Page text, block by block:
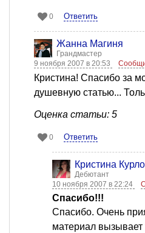
0 Ответить
Жанна Магиня
Грандмастер
9 ноября 2007 в 20:53
Кристина! Спасибо за
душевную статью...
Оценка статьи: 5
0 Ответить
Кристина
Дебютант
10 ноября 2007 в 22:24
Спасибо!!!
Спасибо. Очень
материал вызывает